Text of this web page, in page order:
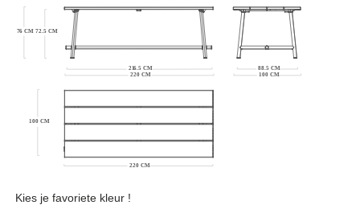
Kies je favoriete kleur !